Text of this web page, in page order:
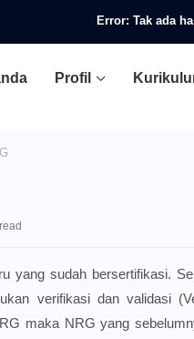
Error: Tak ada
Profil
yang sudah bersertifikasi.
verifikasi dan validasi
maka NRG yang